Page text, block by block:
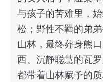
与孩子的苦难里，
松；野性不羁的弟
山林，最终葬身熊
西、沉静聪慧的瓦
都带着山林赋予的